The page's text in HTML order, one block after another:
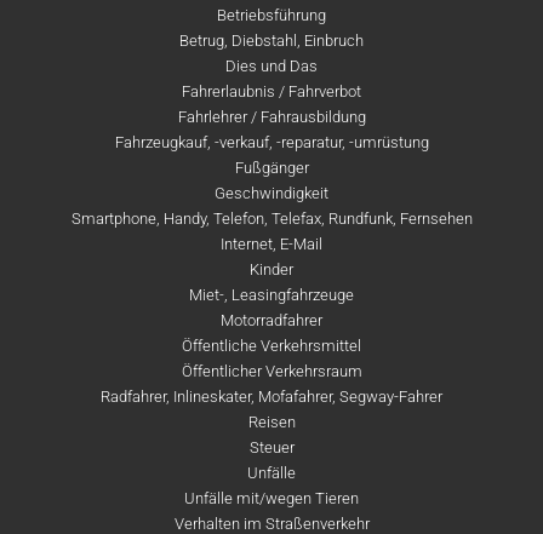
Betriebsführung
Betrug, Diebstahl, Einbruch
Dies und Das
Fahrerlaubnis / Fahrverbot
Fahrlehrer / Fahrausbildung
Fahrzeugkauf, -verkauf, -reparatur, -umrüstung
Fußgänger
Geschwindigkeit
Smartphone, Handy, Telefon, Telefax, Rundfunk, Fernsehen
Internet, E-Mail
Kinder
Miet-, Leasingfahrzeuge
Motorradfahrer
Öffentliche Verkehrsmittel
Öffentlicher Verkehrsraum
Radfahrer, Inlineskater, Mofafahrer, Segway-Fahrer
Reisen
Steuer
Unfälle
Unfälle mit/wegen Tieren
Verhalten im Straßenverkehr